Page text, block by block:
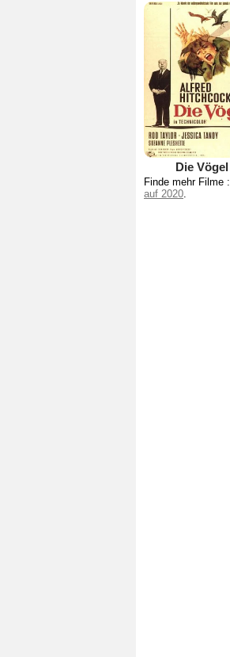
Die Vögel
Finde mehr Filme :
auf 2020